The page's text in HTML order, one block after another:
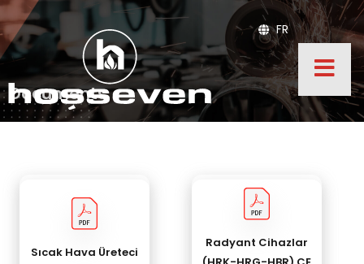
FR
Documents
Sıcak Hava Üreteci
Radyant Cihazlar